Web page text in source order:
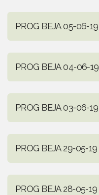
PROG BEJA 05-06-19
PROG BEJA 04-06-19
PROG BEJA 03-06-19
PROG BEJA 29-05-19
PROG BEJA 28-05-19